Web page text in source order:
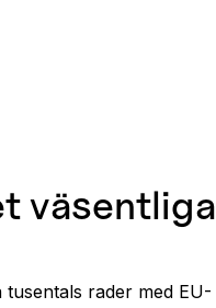
väsentliga
rader med EU-